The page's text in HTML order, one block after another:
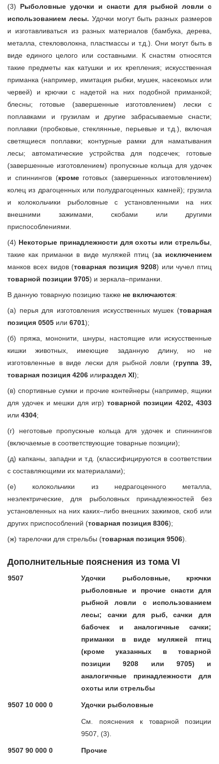
(3) Рыболовные удочки и снасти для рыбной ловли с
использованием лесы. Удочки могут быть разных размеров
и изготавливаться из разных материалов (бамбука, дерева,
металла, стекловолокна, пластмассы и т.д.). Они могут быть в
виде единого целого или составными. К снастям относятся
такие предметы как катушки и их крепления; искусственная
приманка (например, имитация рыбки, мушек, насекомых или
червей) и крючки с надетой на них подобной приманкой;
блесны; готовые (завершенные изготовлением) лески с
поплавками и грузилам и другие забрасываемые снасти;
поплавки (пробковые, стеклянные, перьевые и т.д.), включая
светящиеся поплавки; контурные рамки для наматывания
лесы; автоматические устройства для подсечек; готовые
(завершенные изготовлением) пропускные кольца для удочек
и спиннингов (кромеготовых (завершенных изготовлением)
колец из драгоценных или полудрагоценных камней); грузила
и колокольчики рыболовные с установленными на них
внешними зажимами, скобами или другими
приспособлениями.
(4) Некоторые принадлежности для охоты или стрельбы
такие как приманки в виде муляжей птиц (за исключением
манков всех видов (товарная позиция 9208) или чучел птиц
товарной позиции 9705) и зеркала–приманки.
В данную товарную позицию также не включаются:
(а) перья для изготовления искусственных мушек (товарная
позиция 0505 или 6701);
(б) пряжа, мононити, шнуры, настоящие или искусственные
кишки животных, имеющие заданную длину, но не
изготовленные в виде лески для рыбной ловли (группа 39,
товарная позиция 4206 илираздел XI);
(в) спортивные сумки и прочие контейнеры (например, ящики
для удочек и мешки для игр)товарной позиции 4202, 4303
или 4304;
(г) неготовые пропускные кольца для удочек и спиннингов
(включаемые в соответствующие товарные позиции);
(д) капканы, западни и т.д. (классифицируются в соответствии
с составляющими их материалами);
(е) колокольчики из недрагоценного металла,
неэлектрические, для рыболовных принадлежностей без
установленных на них каких–либо внешних зажимов, скоб или
других приспособлений (товарная позиция 8306);
(ж) тарелочки для стрельбы (товарная позиция 9506).
Дополнительные пояснения из тома VI
9507
Удочки рыболовные, крючки
рыболовные и прочие снасти для
рыбной ловли с использованием
лесы; сачки для рыб, сачки для
бабочек и аналогичные сачки;
приманки в виде муляжей птиц
(кроме указанных в товарной
позиции 9208 или 9705) и
аналогичные принадлежности для
охоты или стрельбы
9507 10 000 0 Удочки рыболовные
См. пояснения к товарной позиции
9507, (3).
9507 90 000 0 Прочие